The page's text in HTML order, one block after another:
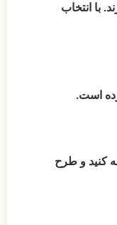
با انتخاب
است.
کنید و طرح